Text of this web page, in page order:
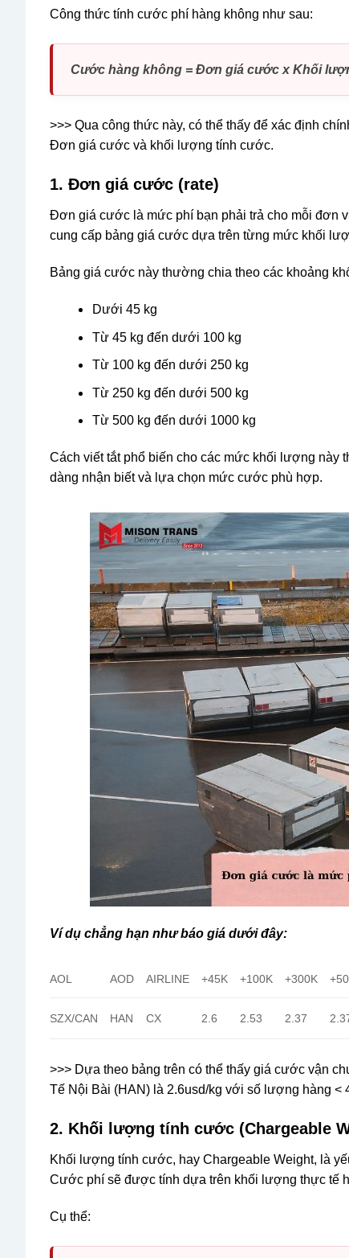
Công thức tính cước phí hàng không như sau:
Cước hàng không = Đơn giá cước x Khối
>>> Qua công thức này, có thể thấy để xác định
Đơn giá cước và khối lượng tính cước.
1. Đơn giá cước (rate)
Đơn giá cước là mức phí bạn phải trả cho mỗi đơn
cung cấp bảng giá cước dựa trên từng mức khối
Bảng giá cước này thường chia theo các khoảng
Dưới 45 kg
Từ 45 kg đến dưới 100 kg
Từ 100 kg đến dưới 250 kg
Từ 250 kg đến dưới 500 kg
Từ 500 kg đến dưới 1000 kg
Cách viết tắt phổ biến cho các mức khối lượng này
dàng nhận biết và lựa chọn mức cước phù hợp.
Ví dụ chẳng hạn như báo giá dưới đây:
AOL AOD AIRLINE +45K +100K +300K
SZX/CAN HAN CX 2.6 2.53 2.37
>>> Dựa theo bảng trên có thể thấy giá cước vận
Tế Nội Bài (HAN) là 2.6usd/kg với số lượng hàng <
2. Khối lượng tính cước (Chargeable
Khối lượng tính cước, hay Chargeable Weight, là
Cước phí sẽ được tính dựa trên khối lượng thực tế
Cụ thể: